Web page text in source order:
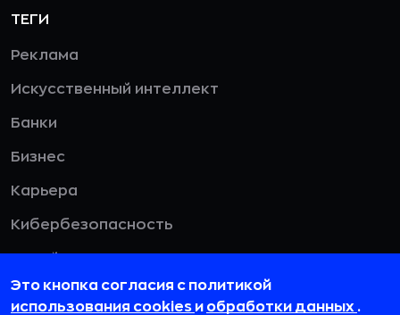
ТЕГИ
Реклама
Искусственный интеллект
Банки
Бизнес
Карьера
Кибербезопасность
HR
Это кнопка согласия с политикой
использования cookies и обработки данных .